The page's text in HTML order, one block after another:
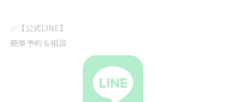
✅【公式LINE】
簡単予約＆相談